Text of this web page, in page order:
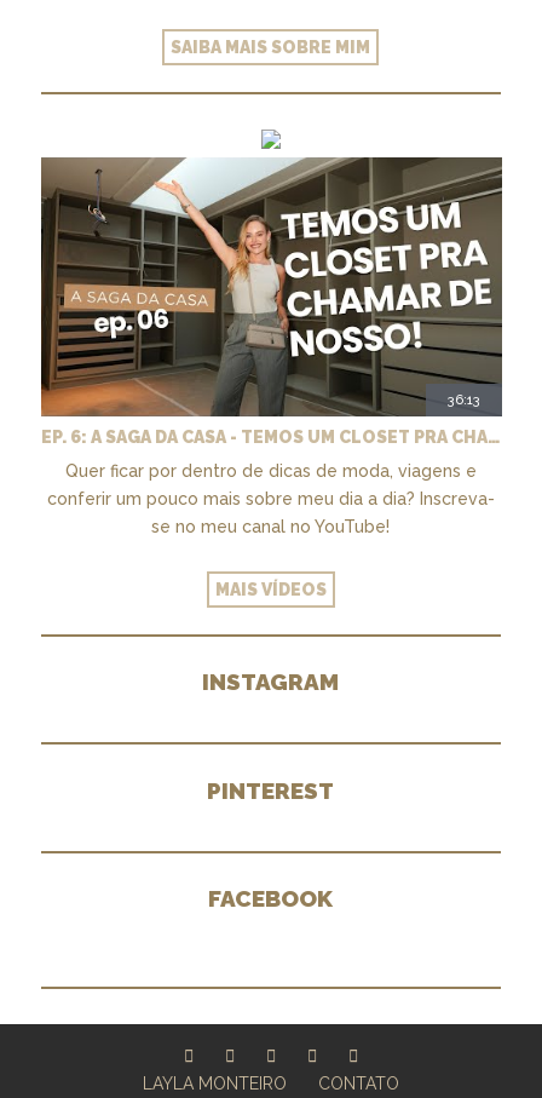
SAIBA MAIS SOBRE MIM
36:13
EP. 6: A SAGA DA CASA - TEMOS UM CLOSET PRA CHAMAR DE NOSSO + MARCENARIA E PAISAGISMO
Quer ficar por dentro de dicas de moda, viagens e
conferir um pouco mais sobre meu dia a dia? Inscreva-
se no meu canal no YouTube!
MAIS VÍDEOS
INSTAGRAM
PINTEREST
FACEBOOK
LAYLA MONTEIRO CONTATO